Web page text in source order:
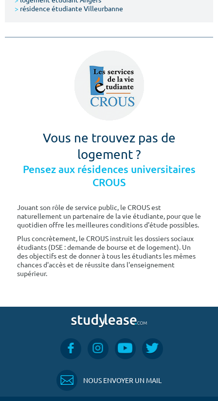
> résidence étudiante Villeurbanne
Vous ne trouvez pas de
logement ?
Pensez aux résidences universitaires
CROUS
Jouant son rôle de service public, le CROUS est
naturellement un partenaire de la vie étudiante, pour que le
quotidien offre les meilleures conditions d'étude possibles.
Plus concrètement, le CROUS instruit les dossiers sociaux
étudiants (DSE : demande de bourse et de logement). Un
des objectifs est de donner à tous les étudiants les mêmes
chances d'accès et de réussite dans l'enseignement
supérieur.
NOUS ENVOYER UN MAIL